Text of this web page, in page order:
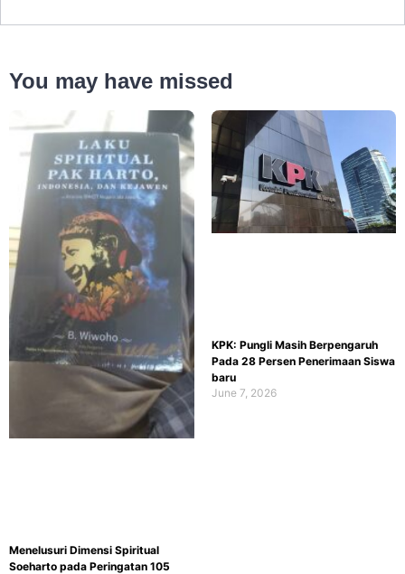
You may have missed
Menelusuri Dimensi Spiritual
Soeharto pada Peringatan 105
KPK: Pungli Masih Berpengaruh
Pada 28 Persen Penerimaan Siswa
baru
June 7, 2026